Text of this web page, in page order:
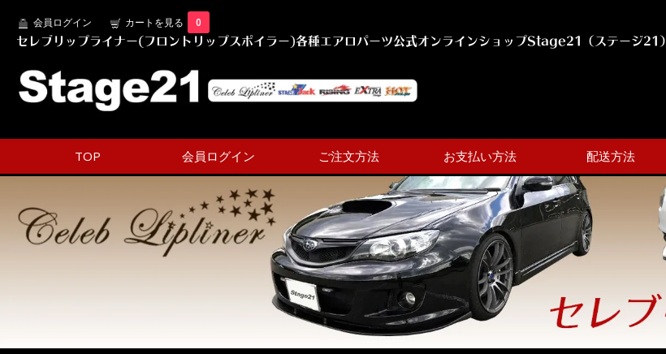
会員ログイン カートを見る 0
セレブリップライナー(フロントリップスポイラー)各種エアロパーツ公式オンラインショップStage21（ステージ21）
TOP 会員ログイン ご注文方法 お支払い方法 配送方法